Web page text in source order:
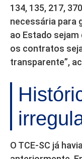
134, 135, 217,
necessária para
ao Estado
os contratos
transparente”,
O TCE-SC já